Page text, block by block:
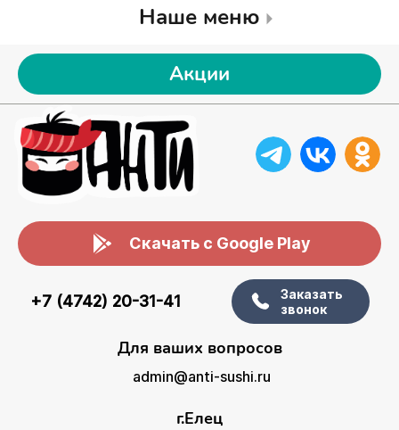
Наше меню
Акции
Скачать с Google Play
+7 (4742) 20-31-41
Заказать
звонок
Для ваших вопросов
admin@anti-sushi.ru
г.Елец